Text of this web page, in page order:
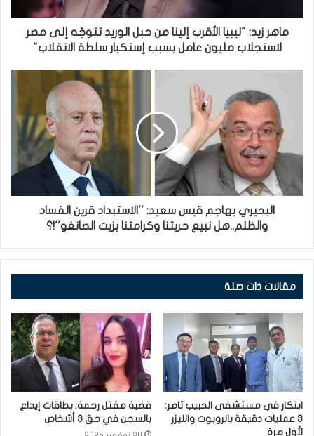
ماهر زيد: "ليبيا الأقرب إلينا من حبل الوريد تتوجّه إلى مصر
لاستجلاب مليون عامل بسبب إستكبار سلطة الانقلاب"
البحيري يهاجم قيس سعيد: ''الاستبداد قرين الفساد
والظلم..هل نبيع حريتنا وكرامتنا بزيت الصانغو''!؟
مقالات ذات صلة
ابتكار في مستشفى الحبيب ثامر:
3 عمليات دقيقة بالروبوت والليزر
لأول مرة
قضية مقتل رحمة: بطاقات إيداع
بالسجن في حق 3 أشخاص